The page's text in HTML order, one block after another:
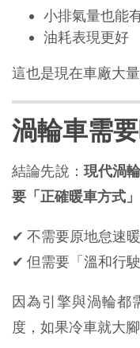
小排氣量也能
油耗表現更好
這也是現在車廠大
渦輪車需
結論先說： 現代渦
要「正確暖車方式」
✔ 不需要原地怠速
✔ 但需要「溫和行駛
因為引擎與渦輪都
度，如果冷車就大